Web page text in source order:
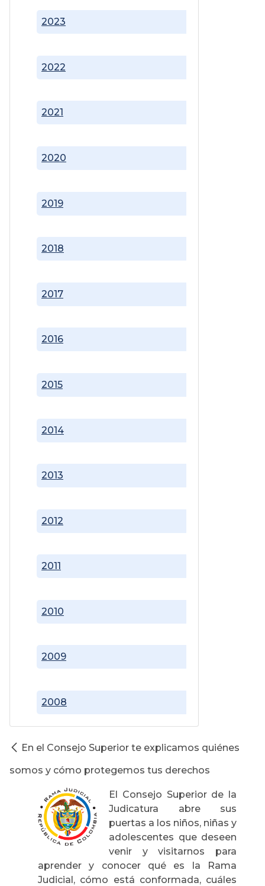
2008
2009
2010
2011
2012
2013
2014
2015
2016
2017
2018
2019
2020
2021
2022
2023
En el Consejo Superior te explicamos quiénes
somos y cómo protegemos tus derechos
El Consejo Superior de la
Judicatura abre sus
puertas a los niños, niñas y
adolescentes que deseen
venir y visitarnos para
aprender y conocer qué es la Rama
Judicial, cómo está conformada, cuáles